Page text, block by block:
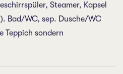
Steamer, Kapsel
Bad/WC, sep. Dusche/WC
Teppich sondern